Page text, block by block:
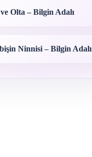
Olta – Bilgin Adalı
Ninnisi – Bilgin Adalı